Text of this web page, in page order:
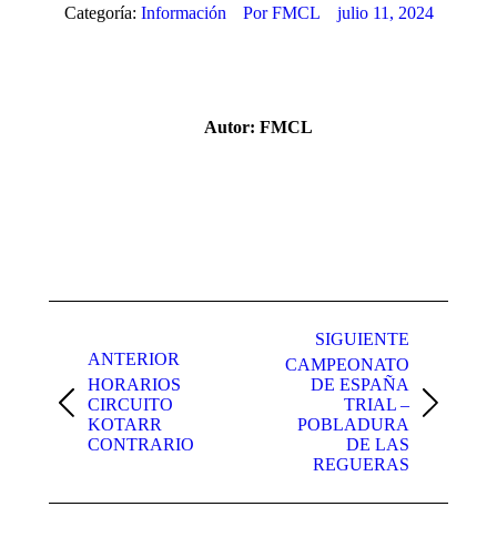
Categoría: Información PorFMCL julio 11, 2024
Autor: FMCL
publicaciones
ANTERIOR
Publicación
anterior:
HORARIOS
CIRCUITO
KOTARR
CONTRARIO
SIGUIENTE
Publicación
siguiente:
CAMPEONATO
DE ESPAÑA
TRIAL –
POBLADURA
DE LAS
REGUERAS